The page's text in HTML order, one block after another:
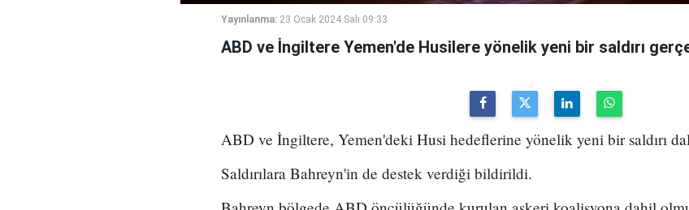
Yayınlanma: 23 Ocak 2024 Salı 09:33
ABD ve İngiltere Yemen'de Husilere yönelik yeni bir saldırı
ABD ve İngiltere, Yemen'deki Husi hedeflerine yönelik yeni bir saldırı
Saldırılara Bahreyn'in de destek verdiği bildirildi.